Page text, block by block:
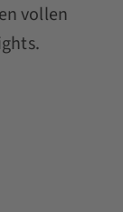
vollen